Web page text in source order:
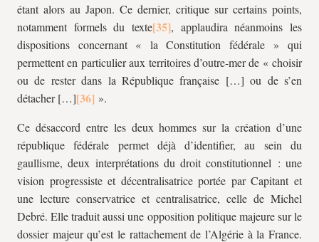
étant alors au Japon. Ce dernier, critique sur certains points,
notamment formels du texte
, applaudira néanmoins les
dispositions concernant « la Constitution fédérale » qui
permettent en particulier aux territoires d’outre-mer de « choisir
ou de rester dans la République française […] ou de s’en
détacher […]
».
Ce désaccord entre les deux hommes sur la création d’une
république fédérale permet déjà d’identifier, au sein du
gaullisme, deux interprétations du droit constitutionnel : une
vision progressiste et décentralisatrice portée par Capitant et
une lecture conservatrice et centralisatrice, celle de Michel
Debré. Elle traduit aussi une opposition politique majeure sur le
dossier majeur qu’est le rattachement de l’Algérie à la France.